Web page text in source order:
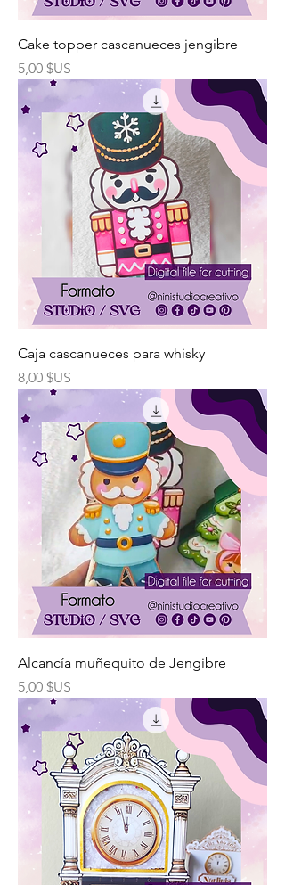
Cake topper cascanueces jengibre
Prix
5,00 $US
Caja cascanueces para whisky
Prix
8,00 $US
Alcancía muñequito de Jengibre
Prix
5,00 $US